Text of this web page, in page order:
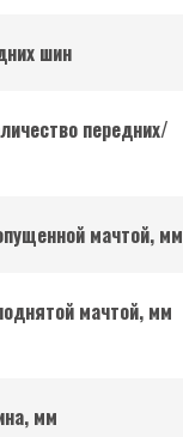
шин
передних/
мачтой, мм
мачтой, мм
мм